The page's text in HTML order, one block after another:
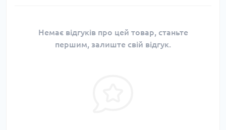
Немає відгуків про цей товар, станьте
першим, залиште свій відгук.